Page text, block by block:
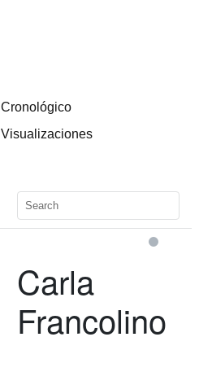
Cronológico
Visualizaciones
Carla
Francolino